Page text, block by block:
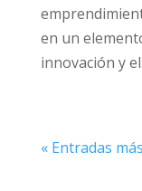
en un
innovación y
« Entradas